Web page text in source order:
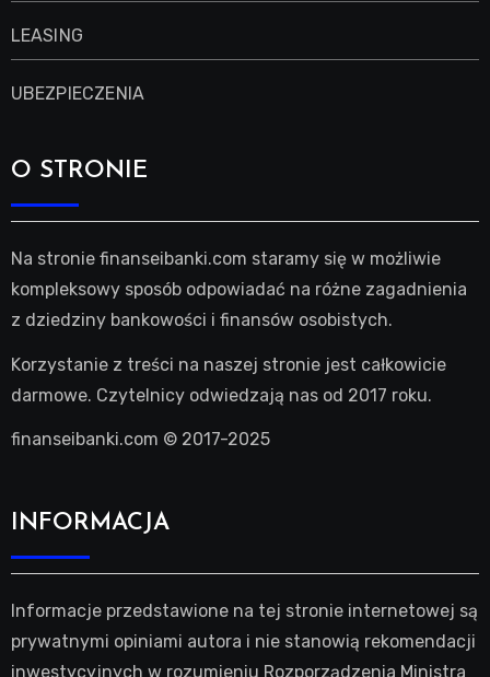
LEASING
UBEZPIECZENIA
O STRONIE
Na stronie finanseibanki.com staramy się w możliwie
kompleksowy sposób odpowiadać na różne zagadnienia
z dziedziny bankowości i finansów osobistych.
Korzystanie z treści na naszej stronie jest całkowicie
darmowe. Czytelnicy odwiedzają nas od 2017 roku.
finanseibanki.com © 2017-2025
INFORMACJA
Informacje przedstawione na tej stronie internetowej są
prywatnymi opiniami autora i nie stanowią rekomendacji
inwestycyjnych w rozumieniu Rozporządzenia Ministra